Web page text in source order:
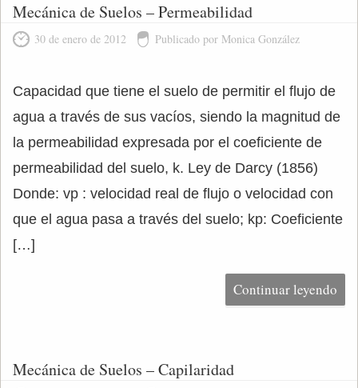
Mecánica de Suelos – Permeabilidad
30 de enero de 2012 Publicado por Monica González
Capacidad que tiene el suelo de permitir el flujo de
agua a través de sus vacíos, siendo la magnitud de
la permeabilidad expresada por el coeficiente de
permeabilidad del suelo, k. Ley de Darcy (1856)
Donde: vp : velocidad real de flujo o velocidad con
que el agua pasa a través del suelo; kp: Coeficiente
[…]
Continuar leyendo
Mecánica de Suelos – Capilaridad